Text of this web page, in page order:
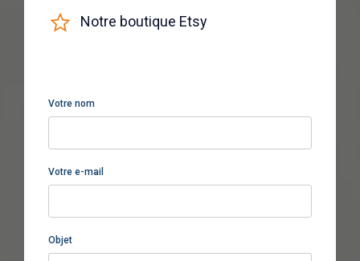
Notre boutique Etsy
Votre nom
Votre e-mail
Objet